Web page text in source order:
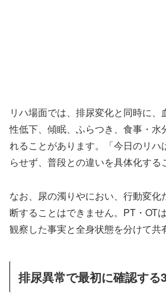
リハ場面では、排尿変化と同時に
性低下、傾眠、ふらつき、食事・水
れることがあります。「今日のリハ
らせず、普段との違いを具体化する
なお、尿の濁りやにおい、行動変化
断することはできません。PT・OT
観察した事実と全身状態を分けて共
排尿異常で最初に確認する